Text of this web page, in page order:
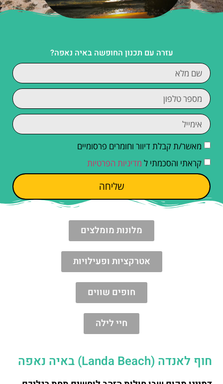
עזרה עם תכנון החופשה באיה נאפה?
מאשר/ת קבלת דיוור וחומרים פרסומיים
קראתי והסכמתי ל מדיניות הפרטיות
שליחה
מלונות מומלצים
אטרקציות ופעילויות
חופים שווים
חיי לילה
חוף לאנדה (Landa Beach) באיה נאפה